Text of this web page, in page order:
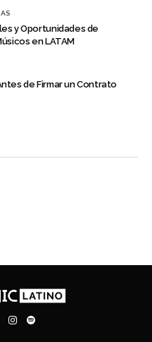
y Oportunidades de
en LATAM
de Firmar un Contrato